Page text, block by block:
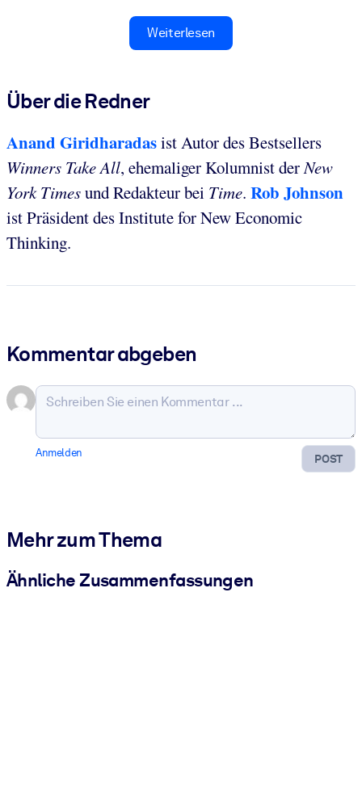
Weiterlesen
Über die Redner
Anand Giridharadasist Autor des Bestsellers
Winners Take All, ehemaliger Kolumnist derNew
York Timesund Redakteur bei Time. Rob Johnson
ist Präsident desInstitute for New Economic
Thinking.
Kommentar abgeben
POST
Anmelden
Mehr zum Thema
Ähnliche Zusammenfassungen